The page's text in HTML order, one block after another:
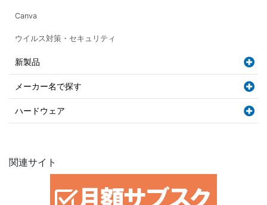
Canva
ウイルス対策・セキュリティ
新製品
メーカー名で探す
ハードウェア
関連サイト